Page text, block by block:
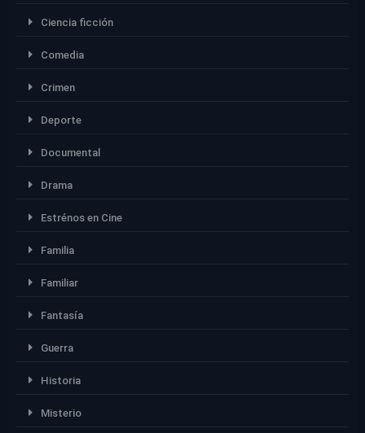
Ciencia ficción
Comedia
Crimen
Deporte
Documental
Drama
Estrénos en Cine
Familia
Familiar
Fantasía
Guerra
Historia
Misterio